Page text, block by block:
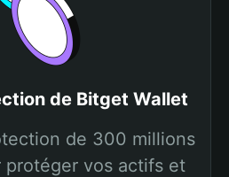
de Bitget Wallet
de 300 millions
protéger vos actifs et